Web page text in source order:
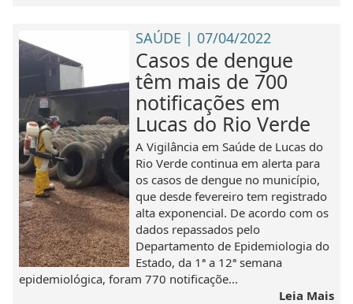
SAÚDE | 07/04/2022
Casos de dengue
têm mais de 700
notificações em
Lucas do Rio Verde
A Vigilância em Saúde de Lucas do
Rio Verde continua em alerta para
os casos de dengue no município,
que desde fevereiro tem registrado
alta exponencial. De acordo com os
dados repassados pelo
Departamento de Epidemiologia do
Estado, da 1ª a 12ª semana
epidemiológica, foram 770 notificaçõe...
Leia Mais